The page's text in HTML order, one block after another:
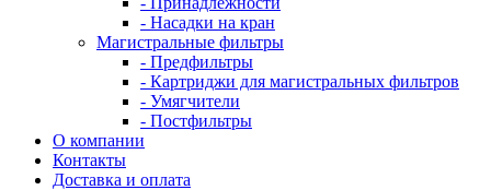
- Насадки на кран
Магистральные фильтры
- Предфильтры
- Картриджи для магистральных фильтров
- Умягчители
- Постфильтры
О компании
Контакты
Доставка и оплата